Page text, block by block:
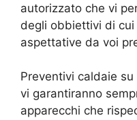
autorizzato che vi
degli obbiettivi di
aspettative da voi
Preventivi caldaie
vi garantiranno
apparecchi che